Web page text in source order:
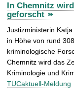
In Chemnitz
geforscht
Justizministerin
in Höhe von rund
kriminologische
Chemnitz wird das
Kriminologie und
TUCaktuell-Meldung